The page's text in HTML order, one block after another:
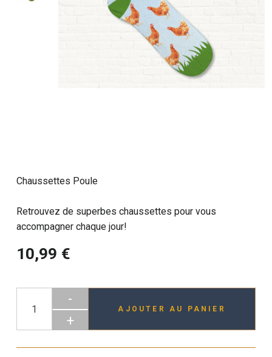
Chaussettes Poule
Retrouvez de superbes chaussettes pour vous
accompagner chaque jour!
10,99 €
-
+
AJOUTER AU PANIER